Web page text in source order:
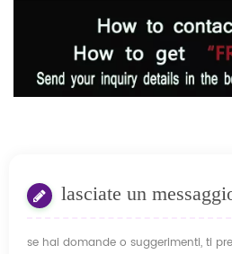
lasciate un
se hai domande o suggerimenti, ti